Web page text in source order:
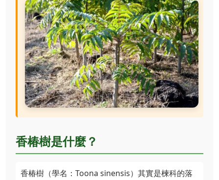
香椿樹是什麼？
香椿樹（學名：Toona sinensis）其實是楝科的落